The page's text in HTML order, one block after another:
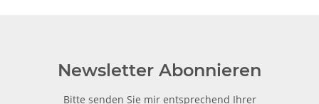
Newsletter Abonnieren
Bitte senden Sie mir entsprechend Ihrer